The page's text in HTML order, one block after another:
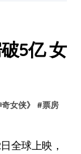
5亿 女
奇女侠》 #票房